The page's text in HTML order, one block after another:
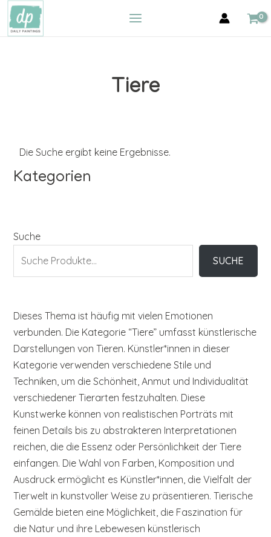
Zum
Inhalt
springen
MAIN
Tiere
Die Suche ergibt keine Ergebnisse.
Kategorien
Suche
SUCHE
Dieses Thema ist häufig mit vielen Emotionen
verbunden. Die Kategorie “Tiere” umfasst künstlerische
Darstellungen von Tieren. Künstler*innen in dieser
Kategorie verwenden verschiedene Stile und
Techniken, um die Schönheit, Anmut und Individualität
verschiedener Tierarten festzuhalten. Diese
Kunstwerke können von realistischen Porträts mit
feinen Details bis zu abstrakteren Interpretationen
reichen, die die Essenz oder Persönlichkeit der Tiere
einfangen. Die Wahl von Farben, Komposition und
Ausdruck ermöglicht es Künstler*innen, die Vielfalt der
Tierwelt in kunstvoller Weise zu präsentieren. Tierische
Gemälde bieten eine Möglichkeit, die Faszination für
die Natur und ihre Lebewesen künstlerisch